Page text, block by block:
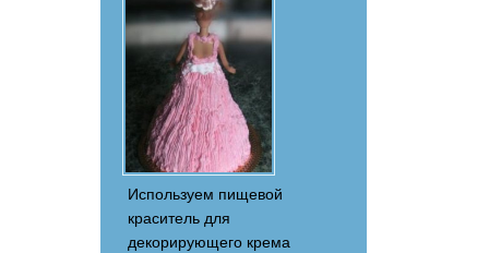
Используем пищевой
краситель для
декорирующего крема